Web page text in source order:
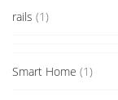
rails (1)
Smart Home (1)